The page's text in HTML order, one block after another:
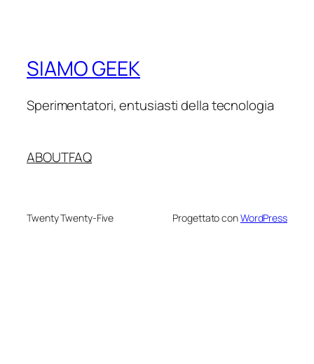
SIAMO GEEK
Sperimentatori, entusiasti della tecnologia
ABOUTFAQ
Twenty Twenty-Five Progettato conWordPress